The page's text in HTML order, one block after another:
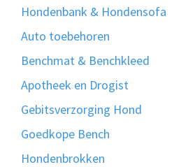
Hondenbank & Hondensofa
Auto toebehoren
Benchmat & Benchkleed
Apotheek en Drogist
Gebitsverzorging Hond
Goedkope Bench
Hondenbrokken